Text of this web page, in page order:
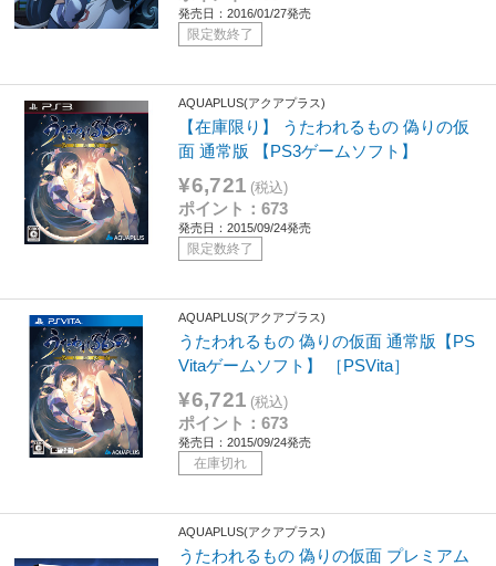
発売日：2016/01/27発売
限定数終了
AQUAPLUS(アクアプラス)
【在庫限り】 うたわれるもの 偽りの仮
面 通常版 【PS3ゲームソフト】
¥6,721 (税込)
ポイント：673
発売日：2015/09/24発売
限定数終了
AQUAPLUS(アクアプラス)
うたわれるもの 偽りの仮面 通常版【PS
Vitaゲームソフト】 ［PSVita］
¥6,721 (税込)
ポイント：673
発売日：2015/09/24発売
在庫切れ
AQUAPLUS(アクアプラス)
うたわれるもの 偽りの仮面 プレミアム